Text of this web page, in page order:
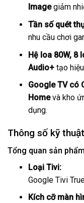
Imagegiảm
Tần số quét
nhu cầu chơi
Hệ loa 80W, 8
Audio+tạo hiệu
Google TV có
Homevà kho
dụng.
Thông số kỹ thuật
Tổng quan sản phẩm
Loại Tivi:
Google Tivi
Kích cỡ màn